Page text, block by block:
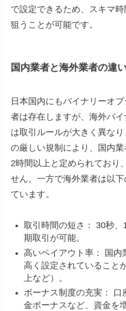
で設定できるため、スキマ
狙うことが可能です。
国内業者と海外業者の違
日本国内にもバイナリーオ
者は存在しますが、海外バ
は取引ルールが大きく異な
の厳しい規制により、国内
2時間以上と定められており
せん。一方で海外業者は以
ています。
取引時間の短さ： 30秒
期取引が可能。
高いペイアウト率： 国内
高く設定されていること
上など）。
ボーナス制度の充実： 口
金ボーナスなど、資金を